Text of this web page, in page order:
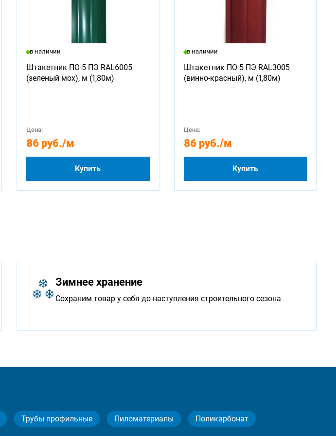
в наличии
Штакетник ПО-5 ПЭ RAL6005
(зеленый мох), м (1,80м)
Цена:
86 руб./м
Купить
в наличии
Штакетник ПО-5 ПЭ RAL3005
(винно-красный), м (1,80м)
Цена:
86 руб./м
Купить
Зимнее хранение
Сохраним товар у себя до наступления строительного сезона
Трубы профильные Пиломатериалы Поликарбонат